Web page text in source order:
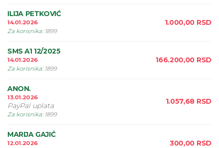
ILIJA PETKOVIĆ
14.01.2026
Za korisnika: 1899
1.000,00 RSD
SMS A1 12/2025
14.01.2026
Za korisnika: 1899
166.200,00 RSD
ANON.
13.01.2026
PayPal uplata
Za korisnika: 1899
1.057,68 RSD
MARIJA GAJIĆ
12.01.2026
300,00 RSD